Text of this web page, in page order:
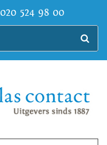
020 524 98 00